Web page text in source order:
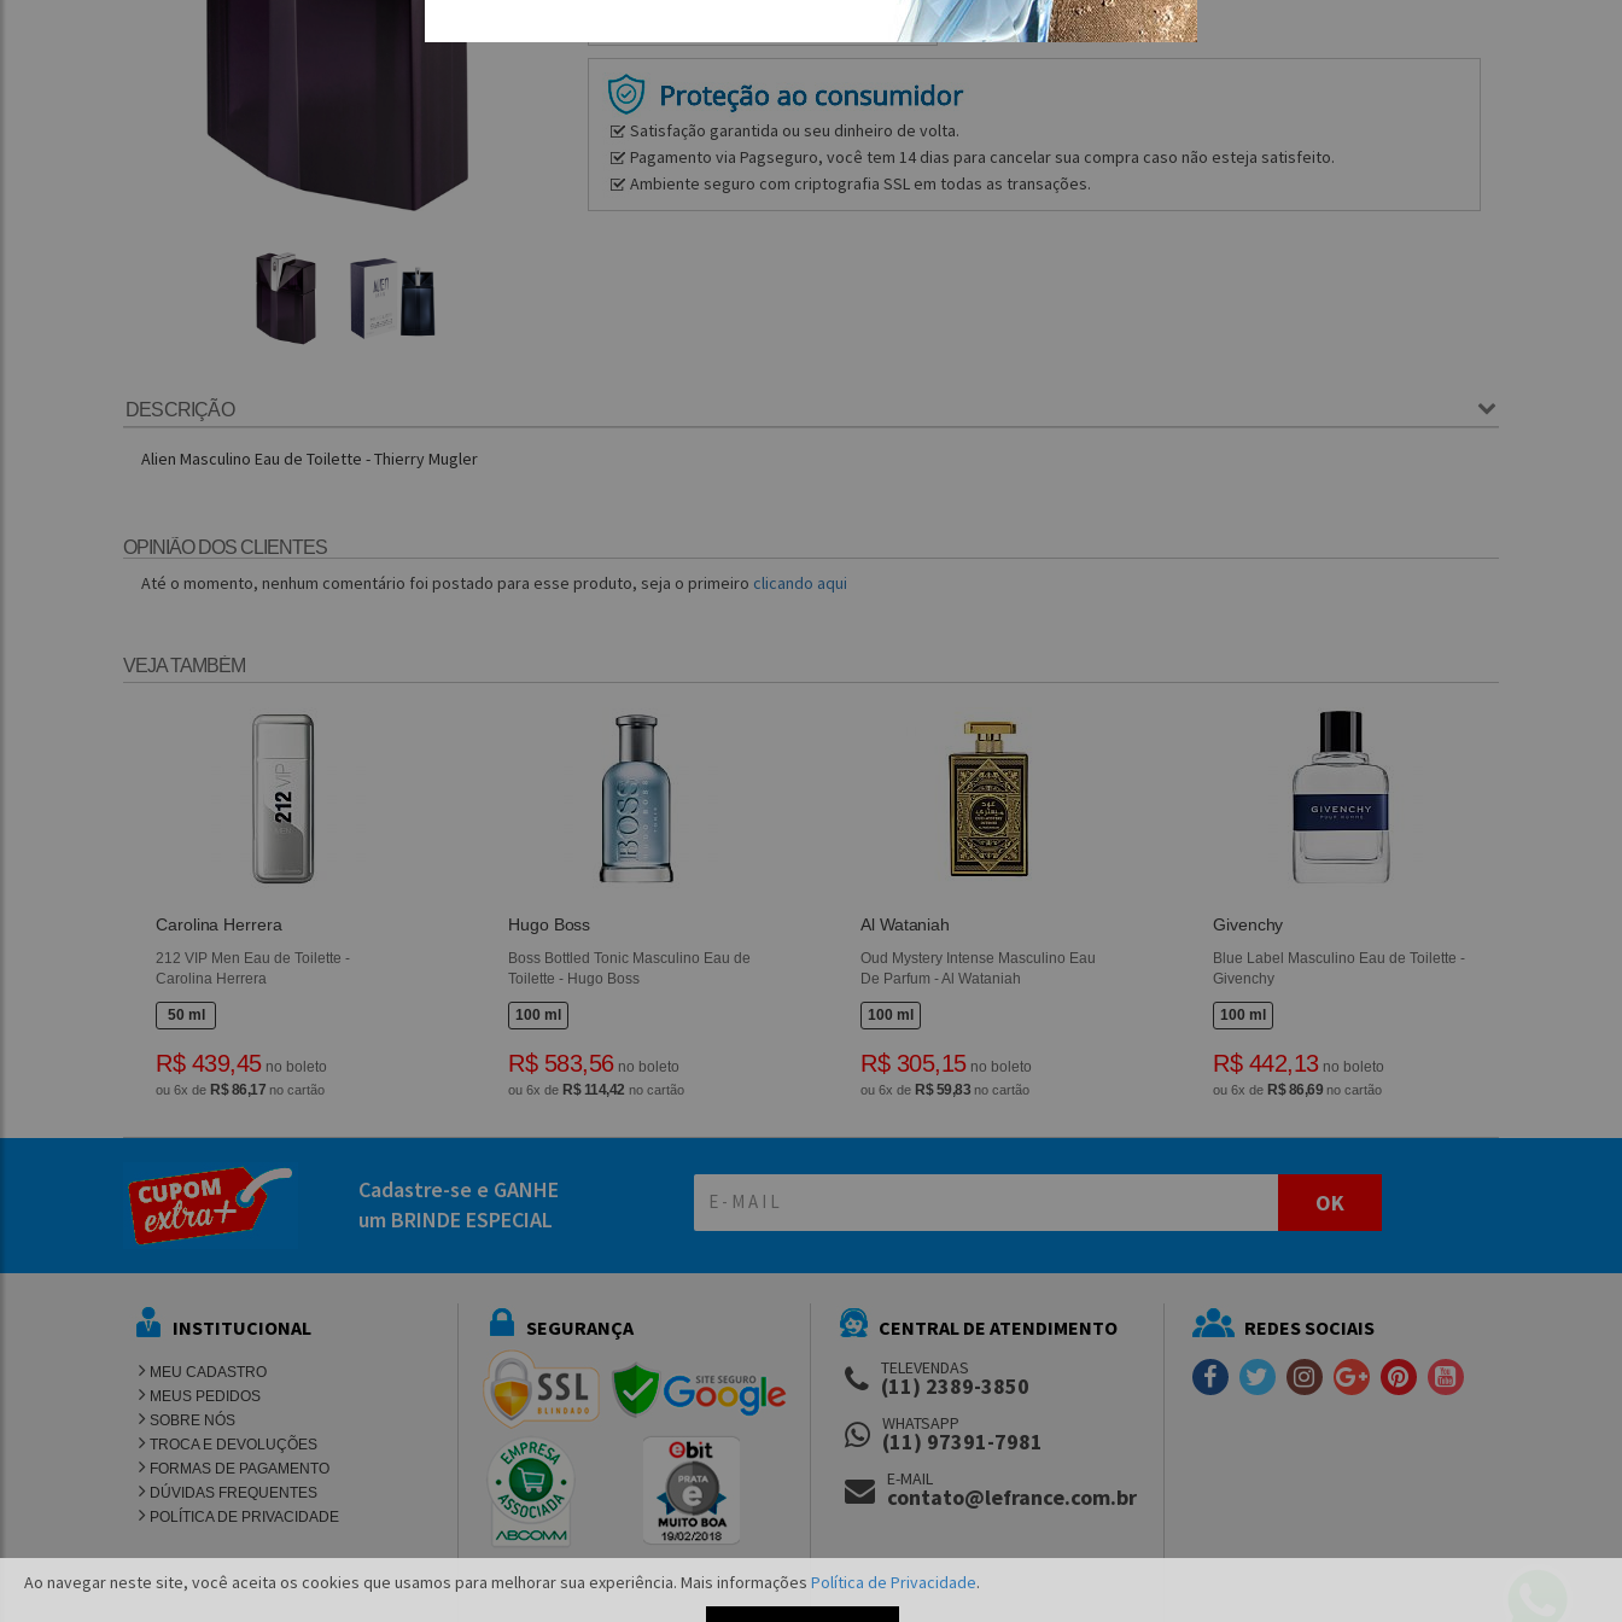
Ao navegar neste site, você aceita os cookies que usamos para melhorar sua experiência. Mais informações Política de Privacidade.
Satisfação garantida ou seu dinheiro de volta.
Pagamento via Pagseguro, você tem 14 dias para cancelar sua compra caso não esteja satisfeito.
Ambiente seguro com criptografia SSL em todas as transações.
DESCRIÇÃO
Alien Masculino Eau de Toilette - Thierry Mugler
OPINIÃO DOS CLIENTES
Até o momento, nenhum comentário foi postado para esse produto, seja o primeiro clicando aqui
VEJA TAMBÉM
Carolina Herrera
212 VIP Men Eau de Toilette -
Carolina Herrera
50 ml
R$ 439,45no boleto
ou 6x de R$ 86,17 no cartão
Hugo Boss
Boss Bottled Tonic Masculino Eau de
Toilette - Hugo Boss
100 ml
R$ 583,56no boleto
ou 6x de R$ 114,42 no cartão
Al Wataniah
Oud Mystery Intense Masculino Eau
De Parfum - Al Wataniah
100 ml
R$ 305,15no boleto
ou 6x de R$ 59,83 no cartão
Givenchy
Blue Label Masculino Eau de Toilette -
Givenchy
100 ml
R$ 442,13no boleto
ou 6x de R$ 86,69 no cartão
Cadastre-se e GANHE
um BRINDE ESPECIAL
OK
INSTITUCIONAL
MEU CADASTRO
MEUS PEDIDOS
SOBRE NÓS
TROCA E DEVOLUÇÕES
FORMAS DE PAGAMENTO
DÚVIDAS FREQUENTES
POLÍTICA DE PRIVACIDADE
SEGURANÇA CENTRAL DE ATENDIMENTO
TELEVENDAS
(11) 2389-3850
WHATSAPP
(11) 97391-7981
E-MAIL
contato@lefrance.com.br
REDES SOCIAIS